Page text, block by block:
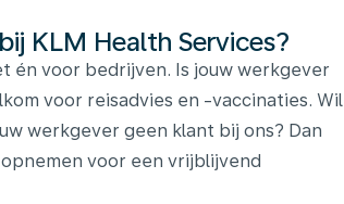
KLM Health Services?
én voor bedrijven. Is jouw werkgever
voor reisadvies en -vaccinaties. Wil
werkgever geen klant bij ons? Dan
voor een vrijblijvend